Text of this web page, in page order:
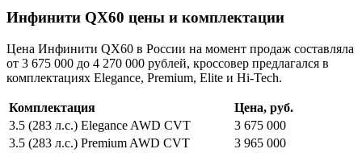
Инфинити QX60 цены и комплектации
Цена Инфинити QX60 в России на момент продаж составляла
от 3 675 000 до 4 270 000 рублей, кроссовер предлагался в
комплектациях Elegance, Premium, Elite и Hi-Tech.
Комплектация
Цена, руб.
3.5 (283 л.с.) Elegance AWD CVT
3 675 000
3.5 (283 л.с.) Premium AWD CVT
3 965 000